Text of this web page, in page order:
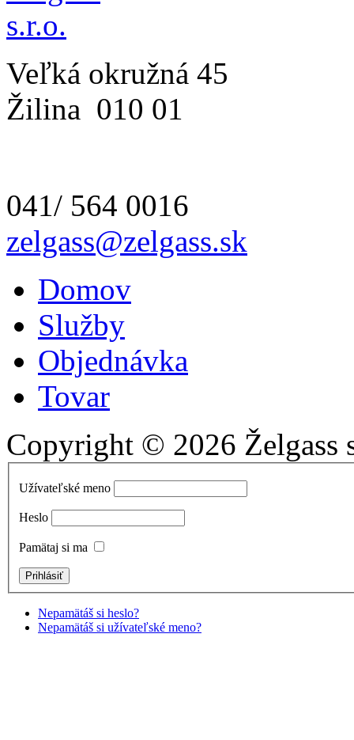
Veľká okružná 45
Žilina 010 01
041/ 564 0016
zelgass@zelgass.sk
Domov
Služby
Objednávka
Tovar
Copyright © 2026 Želgass
Užívateľské meno
Heslo
Pamätaj si ma
Nepamätáš si heslo?
Nepamätáš si užívateľské meno?